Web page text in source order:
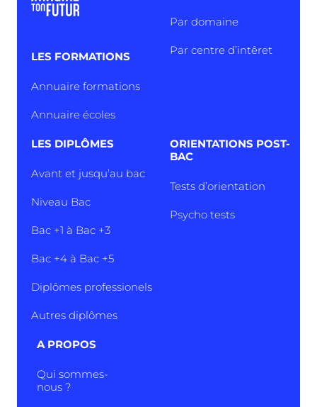
LES FORMATIONS
Annuaire formations
Annuaire écoles
Par domaine
Par centre d’intêret
LES DIPLÔMES
Avant et jusqu’au bac
Niveau Bac
Bac +1 à Bac +3
Bac +4 à Bac +5
Diplômes professionels
Autres diplômes
ORIENTATIONS POST-
BAC
Tests d’orientation
Psycho tests
A PROPOS
Qui sommes-
nous ?